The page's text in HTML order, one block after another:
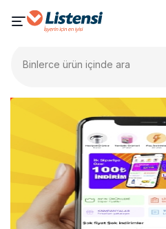
Binlerce ürün içinde ara